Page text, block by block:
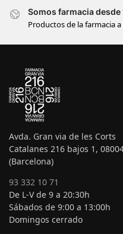
Somos farmacia desde
Productos de la farmacia a
Avda. Gran via de les Corts
Catalanes 216 bajos 1,
(Barcelona)
93 332 10 71
De L-V de 9 a 20:30h
Sábados de 9:00 a 13:00h
Domingos cerrado